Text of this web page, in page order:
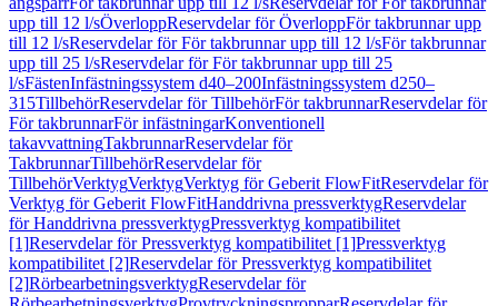
upp till 12 l/sÖverloppReservdelar för ÖverloppFör takbrunnar upp
till 12 l/sReservdelar för För takbrunnar upp till 12 l/sFör takbrunnar
upp till 25 l/sReservdelar för För takbrunnar upp till 25
l/sFästenInfästningssystem d40–200Infästningssystem d250–
315TillbehörReservdelar för TillbehörFör takbrunnarReservdelar för
För takbrunnarFör infästningarKonventionell
takavvattningTakbrunnarReservdelar för
TakbrunnarTillbehörReservdelar för
TillbehörVerktygVerktygVerktyg för Geberit FlowFitReservdelar för
Verktyg för Geberit FlowFitHanddrivna pressverktygReservdelar
för Handdrivna pressverktygPressverktyg kompatibilitet
[1]Reservdelar för Pressverktyg kompatibilitet [1]Pressverktyg
kompatibilitet [2]Reservdelar för Pressverktyg kompatibilitet
[2]RörbearbetningsverktygReservdelar för